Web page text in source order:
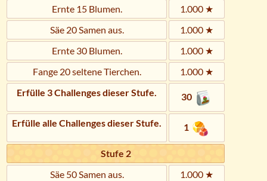
Ernte 15 Blumen.
1.000 ★
Säe 20 Samen aus.
1.000 ★
Ernte 30 Blumen.
1.000 ★
Fange 20 seltene Tierchen.
1.000 ★
Erfülle 3 Challenges dieser Stufe.
30
Erfülle alle Challenges dieser Stufe. 1
Stufe 2
Säe 50 Samen aus.
1.000 ★